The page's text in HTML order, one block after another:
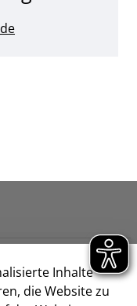
Inhalte
die Website zu